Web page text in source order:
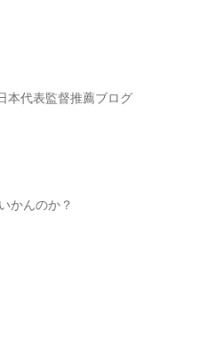
本代表監督推薦ブログ
かんのか？